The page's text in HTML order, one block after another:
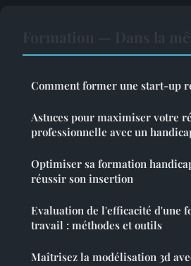
Comment former une start-up
Astuces pour maximiser votre
professionnelle avec un
Optimiser sa formation
réussir son insertion
Evaluation de l'efficacité d'une
travail : méthodes et outils
Maîtrisez la modélisation 3d